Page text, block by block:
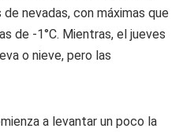
nevadas, con máximas que
de -1°C. Mientras, el jueves
o nieve, pero las
a levantar un poco la